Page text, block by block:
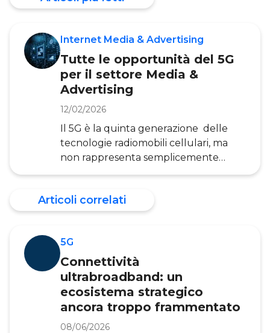
Internet Media & Advertising
Tutte le opportunità del 5G
per il settore Media &
Advertising
12/02/2026
Il 5G è la quinta generazione delle
tecnologie radiomobili cellulari, ma
non rappresenta semplicemente
un’evoluzione delle generazioni
netta dal punto di vista tecnologico,
che si tradurrà in cambiamenti
opportunità che offre la tecnologia
saranno colte. Tra le caratteristiche più
interessanti di questa rete troviamo
una maggiore velocità di accesso, una
maggiore affidabilità̀ e minore latenza
e l’aumento del num
Articoli correlati
5G
Connettività
ultrabroadband: un
ecosistema strategico
ancora troppo frammentato
08/06/2026